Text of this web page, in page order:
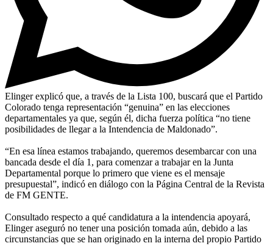
Elinger explicó que, a través de la Lista 100, buscará que el Partido
Colorado tenga representación “genuina” en las elecciones
departamentales ya que, según él, dicha fuerza política “no tiene
posibilidades de llegar a la Intendencia de Maldonado”.
“En esa línea estamos trabajando, queremos desembarcar con una
bancada desde el día 1, para comenzar a trabajar en la Junta
Departamental porque lo primero que viene es el mensaje
presupuestal”, indicó en diálogo con la Página Central de la Revista
de FM GENTE.
Consultado respecto a qué candidatura a la intendencia apoyará,
Elinger aseguró no tener una posición tomada aún, debido a las
circunstancias que se han originado en la interna del propio Partido